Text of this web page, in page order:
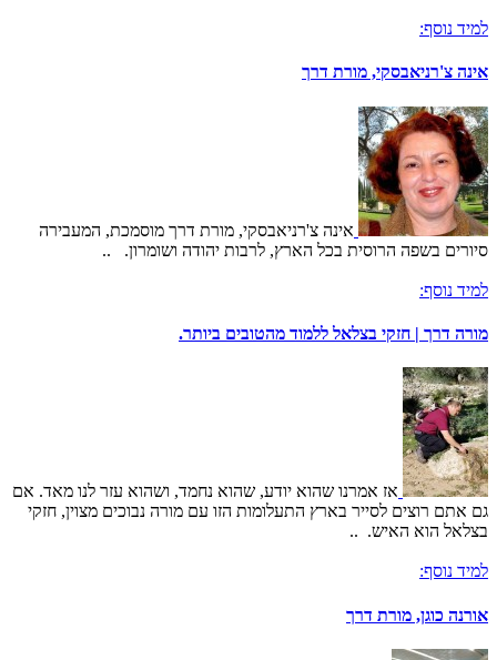
למיד נוסף:
אינה צ'רניאבסקי, מורת דרך
אינה צ'רניאבסקי, מורת דרך מוסמכת, המעבירה
סיורים בשפה הרוסית בכל הארץ, לרבות יהודה ושומרון. ..
למיד נוסף:
מורה דרך | חזקי בצלאל ללמוד מהטובים ביותר.
אז אמרנו שהוא יודע, שהוא נחמד, ושהוא עזר לנו מאד. אם
גם אתם רוצים לסייר בארץ התעלומות הזו עם מורה נבוכים מצוין, חזקי
בצלאל הוא האיש. ..
למיד נוסף:
אורנה כוגן, מורת דרך